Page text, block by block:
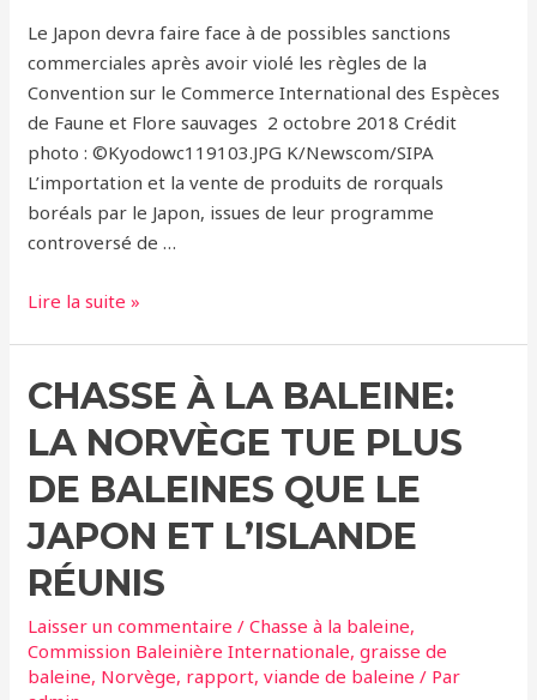
Le Japon devra faire face à de possibles sanctions
commerciales après avoir violé les règles de la
Convention sur le Commerce International des Espèces
de Faune et Flore sauvages 2 octobre 2018 Crédit
photo : ©Kyodowc119103.JPG K/Newscom/SIPA
L’importation et la vente de produits de rorquals
boréals par le Japon, issues de leur programme
controversé de …
Chasse
baleine
La
CITES
déclare
illégale
la
pêche
au
rorqual
boréal
Lire la suite »
CHASSE À LA BALEINE:
LA NORVÈGE TUE PLUS
DE BALEINES QUE LE
JAPON ET L’ISLANDE
RÉUNIS
Laisser un commentaire /Chasse à la baleine,
Commission Baleinière Internationale,graisse de
baleine, Norvège, rapport,viande de baleine / Par